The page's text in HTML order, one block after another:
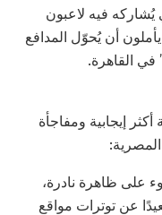
يُشاركه فيه لاعبون
أن يُحوّل المدافع
في القاهرة.
إيجابية ومفاجأة
على ظاهرة نادرة،
عن توترات مواقع